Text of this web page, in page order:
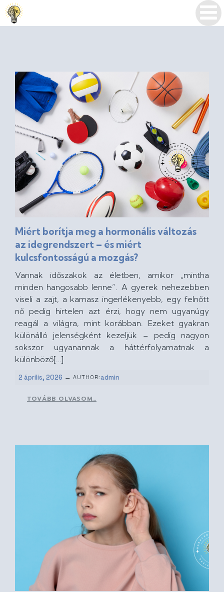
Miért borítja meg a hormonális változás
az idegrendszert – és miért
kulcsfontosságú a mozgás?
Vannak időszakok az életben, amikor „mintha
minden hangosabb lenne”. A gyerek nehezebben
viseli a zajt, a kamasz ingerlékenyebb, egy felnőtt
nő pedig hirtelen azt érzi, hogy nem ugyanúgy
reagál a világra, mint korábban. Ezeket gyakran
különálló jelenségként kezeljük – pedig nagyon
sokszor ugyanannak a háttérfolyamatnak a
különböző[…]
2 április, 2026 – AUTHOR:admin
TOVÁBB OLVASOM…